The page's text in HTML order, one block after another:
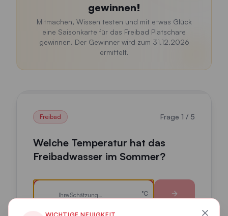
gewinnen!
Mitmachen, Wissen testen und mit etwas Glück
eine Saisonkarte für das Freibad Platschare
gewinnen. Der Gewinner wird zum 31.12.2026
ermittelt.
Freibad Frage 1 / 5
Welche Temperatur hat das
Freibadwasser im Sommer?
°C
Geben Sie Ihre Schätzung als Zahl ein und
WICHTIGE NEUIGKEIT